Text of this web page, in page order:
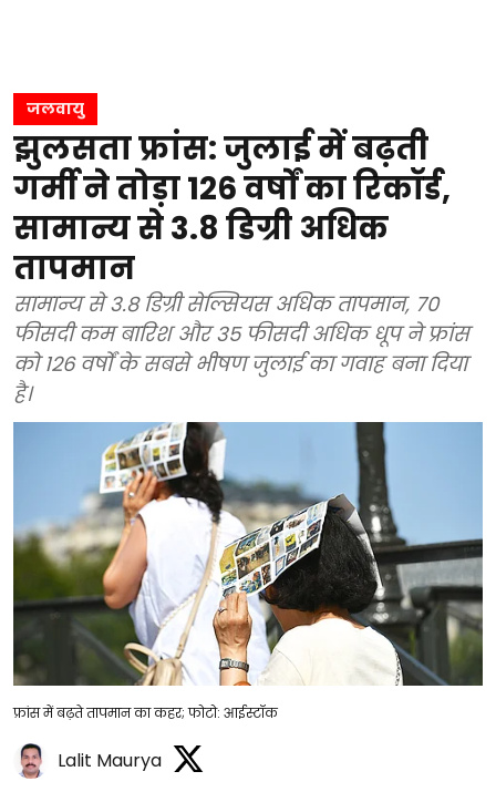
जलवायु
झुलसता फ्रांस: जुलाई में बढ़ती
गर्मी ने तोड़ा 126 वर्षों का रिकॉर्ड,
सामान्य से 3.8 डिग्री अधिक
तापमान
सामान्य से 3.8 डिग्री सेल्सियस अधिक तापमान, 70
फीसदी कम बारिश और 35 फीसदी अधिक धूप ने फ्रांस
को 126 वर्षों के सबसे भीषण जुलाई का गवाह बना दिया
है।
फ्रांस में बढ़ते तापमान का कहर; फोटो: आईस्टॉक
Lalit Maurya